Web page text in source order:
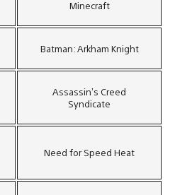
Minecraft
Batman: Arkham Knight
Assassin’s Creed
Syndicate
Need for Speed Heat